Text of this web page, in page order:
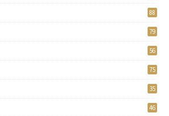
88
79
56
75
35
46